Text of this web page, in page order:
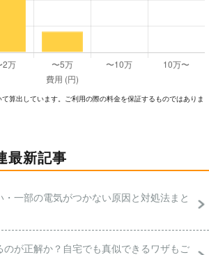
算出しています。ご利⽤の際の料⾦を保証するものではありま
最新記事
一部の電気がつかない原因と対処法まと
のが正解か？自宅でも真似できるワザもご